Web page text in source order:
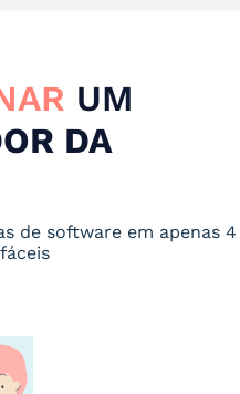
UM
DA
de software em apenas 4